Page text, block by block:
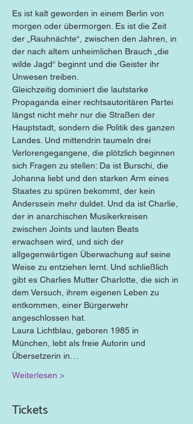
Es ist kalt geworden in einem Berlin von
morgen oder übermorgen. Es ist die Zeit
der „Rauhnächte“, zwischen den Jahren, in
der nach altem unheimlichen Brauch „die
wilde Jagd“ beginnt und die Geister ihr
Unwesen treiben.
Gleichzeitig dominiert die lautstarke
Propaganda einer rechtsautoritären Partei
längst nicht mehr nur die Straßen der
Hauptstadt, sondern die Politik des ganzen
Landes. Und mittendrin taumeln drei
Verlorengegangene, die plötzlich beginnen
sich Fragen zu stellen: Da ist Burschi, die
Johanna liebt und den starken Arm eines
Staates zu spüren bekommt, der kein
Anderssein mehr duldet. Und da ist Charlie,
der in anarchischen Musikerkreisen
zwischen Joints und lauten Beats
erwachsen wird, und sich der
allgegenwärtigen Überwachung auf seine
Weise zu entziehen lernt. Und schließlich
gibt es Charlies Mutter Charlotte, die sich in
dem Versuch, ihrem eigenen Leben zu
entkommen, einer Bürgerwehr
angeschlossen hat.
Laura Lichtblau, geboren 1985 in
München, lebt als freie Autorin und
Übersetzerin in…
Weiterlesen >
Tickets